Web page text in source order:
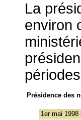
La
environ
Présidence des
1er mai 1998